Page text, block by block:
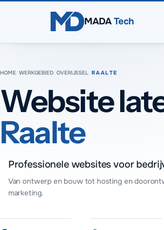
MADATech
HOME/WERKGEBIED/OVERIJSSEL/ RAALTE
Website
Raalte
Professionele websites voor
Van ontwerp en bouw tot hosting en
marketing.